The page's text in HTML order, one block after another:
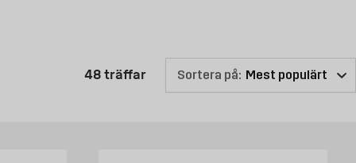
48 träffarProduktlistan är uppdaterad:
Sortera på: